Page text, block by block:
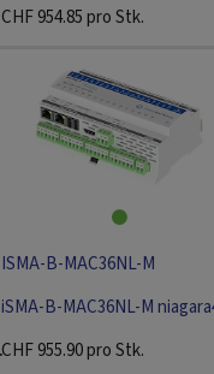
CHF954.85pro Stk.
ISMA-B-MAC36NL-M
iSMA-B-MAC36NL-M
CHF955.90pro Stk.